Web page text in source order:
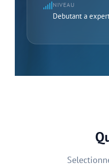
NIVEAU
Debutant a